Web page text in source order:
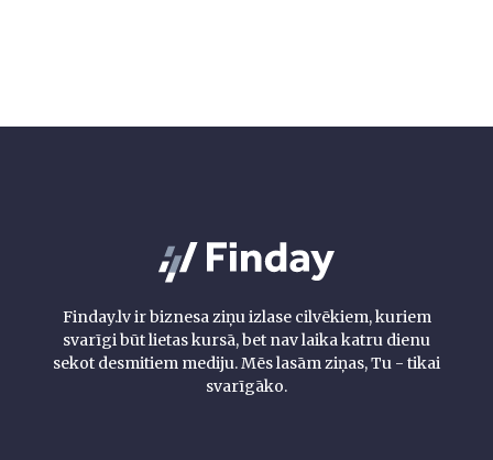
Finday.lv ir biznesa ziņu izlase cilvēkiem, kuriem
svarīgi būt lietas kursā, bet nav laika katru dienu
sekot desmitiem mediju. Mēs lasām ziņas, Tu - tikai
svarīgāko.